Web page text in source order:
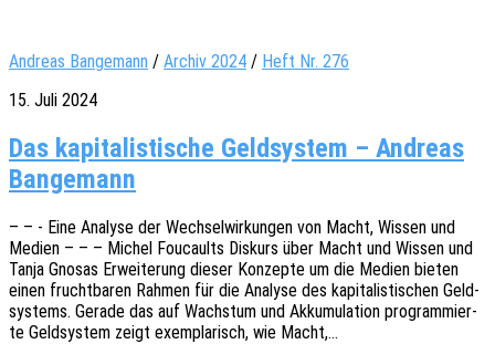
Andreas Bangemann / Archiv 2024 / Heft Nr. 276
15. Juli 2024
Das kapitalistische Geldsystem – Andreas
Bangemann
– – - Eine Analy­se der Wech­sel­wir­kun­gen von Macht, Wissen und
Medien – – – Michel Foucaults Diskurs über Macht und Wissen und
Tanja Gnosas Erwei­te­rung dieser Konzep­te um die Medien bieten
einen frucht­ba­ren Rahmen für die Analy­se des kapi­ta­lis­ti­schen Geld­
sys­tems. Gerade das auf Wachs­tum und Akku­mu­la­ti­on program­mier­
te Geld­sys­tem zeigt exem­pla­risch, wie Macht,…